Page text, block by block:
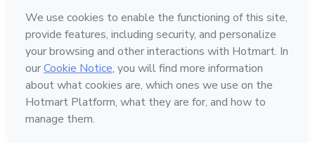
Conheça a Hotmart
Idioma
Português